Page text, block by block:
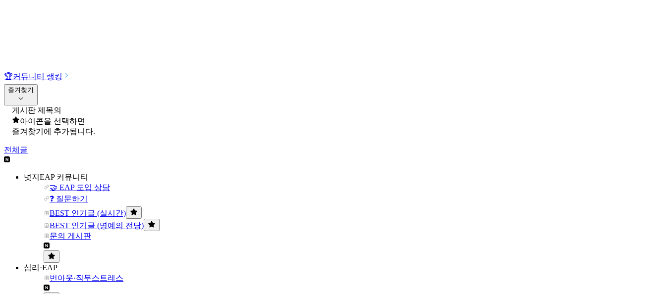
🏆커뮤니티 랭킹
즐겨찾기
게시판 제목의
아이콘을 선택하면
즐겨찾기에 추가됩니다.
전체글
넛지EAP 커뮤니티
🤝 EAP 도입 상담
❓ 질문하기
BEST 인기글 (실시간)
BEST 인기글 (명예의 전당)
문의 게시판
심리·EAP
번아웃·직무스트레스